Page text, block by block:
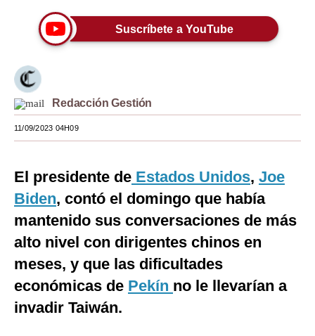
Lujo
Moda
Estilos
Mundo
México
España
Internacional
Tecnología
Club del Suscriptor
Suscríbete a YouTube
Redacción Gestión
11/09/2023 04H09
El presidente de Estados Unidos, Joe
Biden, contó el domingo que había
mantenido sus conversaciones de más
alto nivel con dirigentes chinos en
meses, y que las dificultades
económicas de Pekín no le llevarían a
invadir Taiwán.